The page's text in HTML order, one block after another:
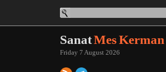
SanatMes Kerman
Friday 7 August 2026